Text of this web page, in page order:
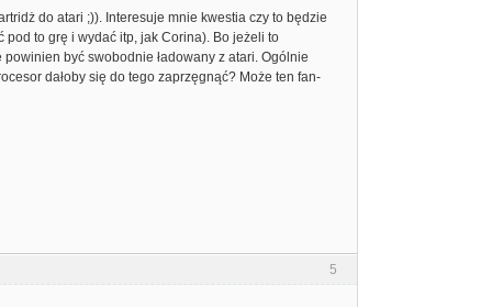
do atari ;)). Interesuje mnie kwestia czy to będzie
to grę i wydać itp, jak Corina). Bo jeżeli to
być swobodnie ładowany z atari. Ogólnie
dałoby się do tego zaprzęgnąć? Może ten fan-
5